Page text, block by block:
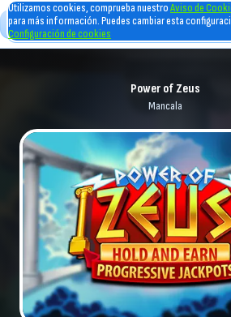
Power of Zeus
Mancala
Utilizamos cookies, comprueba nuestroAviso de
para más información. Puedes cambiar esta
Configuración de cookies